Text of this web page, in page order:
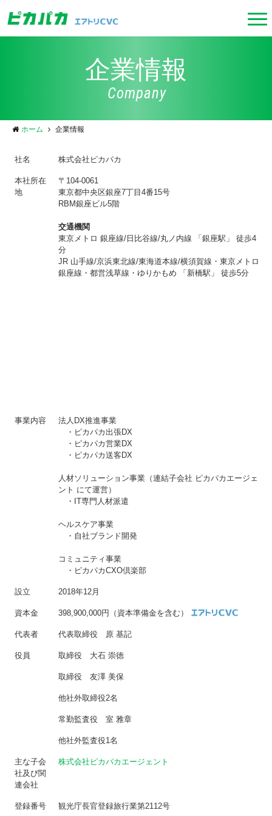
企業情報
Company
ホーム 企業情報
社名 株式会社ピカパカ
本社所在
地
〒104-0061
東京都中央区銀座7丁目4番15号
RBM銀座ビル5階
交通機関
東京メトロ 銀座線/日比谷線/丸ノ内線 「銀座駅」 徒歩4
分
JR 山手線/京浜東北線/東海道本線/横須賀線・東京メトロ
銀座線・都営浅草線・ゆりかもめ 「新橋駅」 徒歩5分
事業内容
法人DX推進事業
・ピカパカ出張DX
・ピカパカ営業DX
・ピカパカ送客DX
人材ソリューション事業（連結子会社 ピカパカエージェ
ント にて運営）
・IT専門人材派遣
ヘルスケア事業
・自社ブランド開発
コミュニティ事業
・ピカパカCXO倶楽部
設立 2018年12月
資本金 398,900,000円（資本準備金を含む）
代表者 代表取締役 原 基記
役員 取締役 大石 崇徳
取締役 友澤 美保
他社外取締役2名
常勤監査役 室 雅章
他社外監査役1名
主な子会
社及び関
連会社
株式会社ピカパカエージェント
登録番号 観光庁長官登録旅行業第2112号